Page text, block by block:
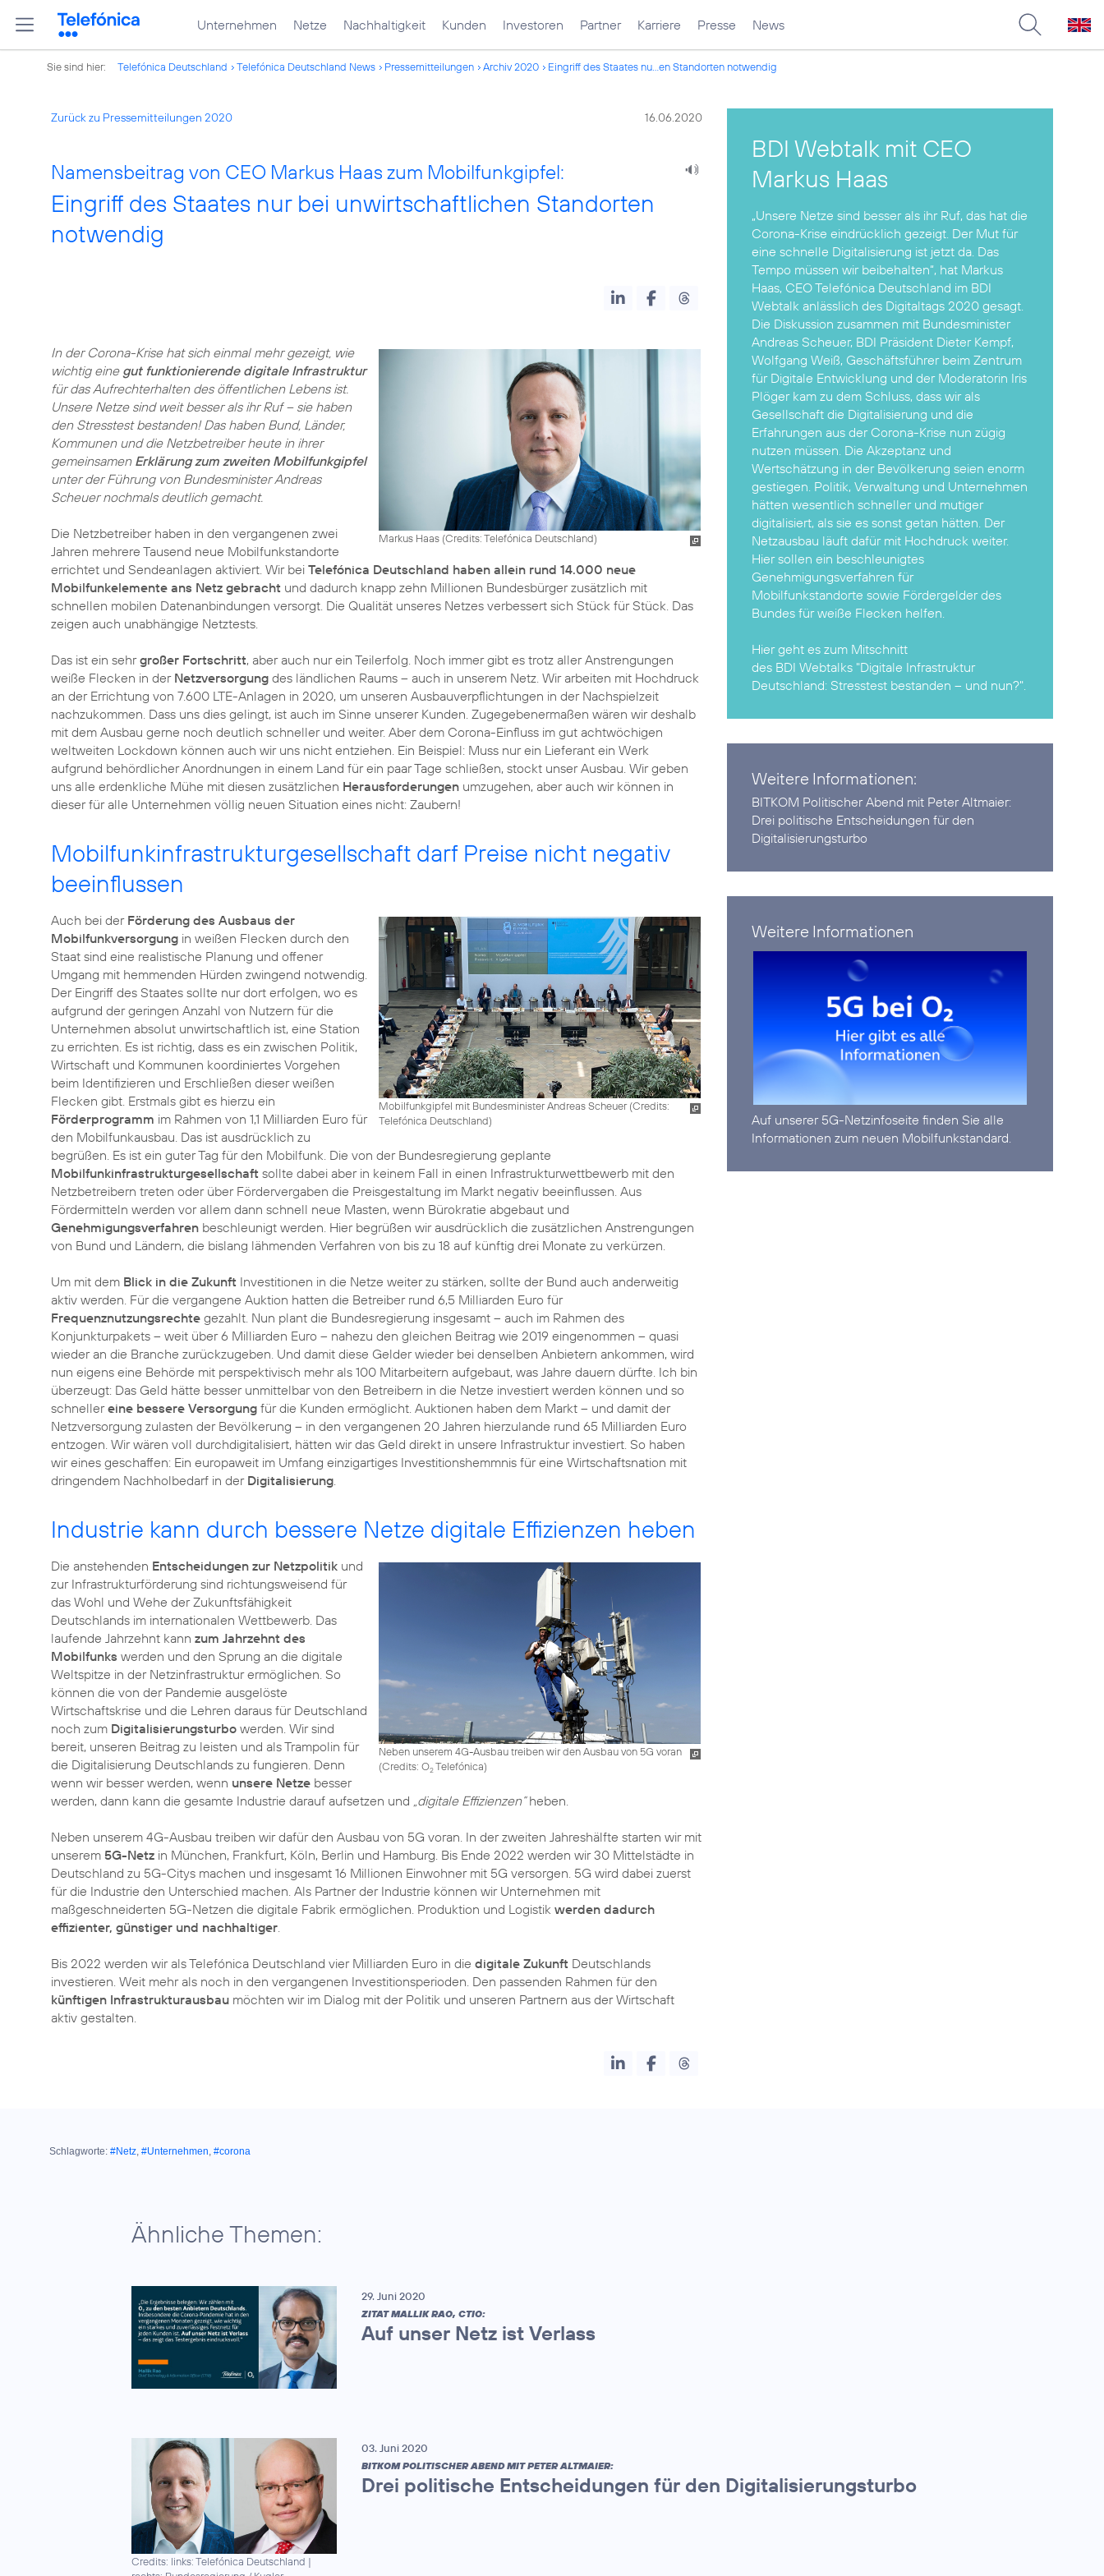
Unternehmen Netze Nachhaltigkeit Kunden Investoren Partner Karriere Presse News
Sie sind hier: Telefónica Deutschland Telefónica Deutschland News Pressemitteilungen Archiv 2020 Eingriff des Staates nu...en Standorten notwendig
Zurück zu Pressemitteilungen 2020 16.06.2020
Namensbeitrag von CEO Markus Haas zum Mobilfunkgipfel:
Eingriff des Staates nur bei unwirtschaftlichen Standorten
notwendig
Markus Haas (Credits: Telefónica Deutschland)
In der Corona-Krise hat sich einmal mehr gezeigt, wie
wichtig eine gut funktionierende digitale Infrastruktur
für das Aufrechterhalten des öffentlichen Lebens ist.
Unsere Netze sind weit besser als ihr Ruf – sie haben
den Stresstest bestanden! Das haben Bund, Länder,
Kommunen und die Netzbetreiber heute in ihrer
gemeinsamen Erklärung zum zweiten Mobilfunkgipfel
unter der Führung von Bundesminister Andreas
Scheuer nochmals deutlich gemacht.
Die Netzbetreiber haben in den vergangenen zwei
Jahren mehrere Tausend neue Mobilfunkstandorte
errichtet und Sendeanlagen aktiviert. Wir bei Telefónica Deutschland haben allein rund 14.000 neue
Mobilfunkelemente ans Netz gebracht und dadurch knapp zehn Millionen Bundesbürger zusätzlich mit
schnellen mobilen Datenanbindungen versorgt. Die Qualität unseres Netzes verbessert sich Stück für Stück. Das
zeigen auch unabhängige Netztests.
Das ist ein sehrgroßer Fortschritt, aber auch nur ein Teilerfolg. Noch immer gibt es trotz aller Anstrengungen
weiße Flecken in der Netzversorgung des ländlichen Raums – auch in unserem Netz. Wir arbeiten mit Hochdruck
an der Errichtung von 7.600 LTE-Anlagen in 2020, um unseren Ausbauverpflichtungen in der Nachspielzeit
nachzukommen. Dass uns dies gelingt, ist auch im Sinne unserer Kunden. Zugegebenermaßen wären wir deshalb
mit dem Ausbau gerne noch deutlich schneller und weiter. Aber dem Corona-Einfluss im gut achtwöchigen
weltweiten Lockdown können auch wir uns nicht entziehen. Ein Beispiel: Muss nur ein Lieferant ein Werk
aufgrund behördlicher Anordnungen in einem Land für ein paar Tage schließen, stockt unser Ausbau. Wir geben
uns alle erdenkliche Mühe mit diesen zusätzlichen Herausforderungen umzugehen, aber auch wir können in
dieser für alle Unternehmen völlig neuen Situation eines nicht: Zaubern!
Mobilfunkinfrastrukturgesellschaft darf Preise nicht negativ
beeinflussen
Mobilfunkgipfel mit Bundesminister Andreas Scheuer (Credits:
Telefónica Deutschland)
Auch bei der Förderung des Ausbaus der
Mobilfunkversorgung in weißen Flecken durch den
Staat sind eine realistische Planung und offener
Umgang mit hemmenden Hürden zwingend notwendig.
Der Eingriff des Staates sollte nur dort erfolgen, wo es
aufgrund der geringen Anzahl von Nutzern für die
Unternehmen absolut unwirtschaftlich ist, eine Station
zu errichten. Es ist richtig, dass es ein zwischen Politik,
Wirtschaft und Kommunen koordiniertes Vorgehen
beim Identifizieren und Erschließen dieser weißen
Flecken gibt. Erstmals gibt es hierzu ein
Förderprogramm im Rahmen von 1,1 Milliarden Euro für
den Mobilfunkausbau. Das ist ausdrücklich zu
begrüßen. Es ist ein guter Tag für den Mobilfunk. Die von der Bundesregierung geplante
Mobilfunkinfrastrukturgesellschaft sollte dabei aber in keinem Fall in einen Infrastrukturwettbewerb mit den
Netzbetreibern treten oder über Fördervergaben die Preisgestaltung im Markt negativ beeinflussen. Aus
Fördermitteln werden vor allem dann schnell neue Masten, wenn Bürokratie abgebaut und
Genehmigungsverfahren beschleunigt werden. Hier begrüßen wir ausdrücklich die zusätzlichen Anstrengungen
von Bund und Ländern, die bislang lähmenden Verfahren von bis zu 18 auf künftig drei Monate zu verkürzen.
Um mit dem Blick in die Zukunft Investitionen in die Netze weiter zu stärken, sollte der Bund auch anderweitig
aktiv werden. Für die vergangene Auktion hatten die Betreiber rund 6,5 Milliarden Euro für
Frequenznutzungsrechte gezahlt. Nun plant die Bundesregierung insgesamt – auch im Rahmen des
Konjunkturpakets – weit über 6 Milliarden Euro – nahezu den gleichen Beitrag wie 2019 eingenommen – quasi
wieder an die Branche zurückzugeben. Und damit diese Gelder wieder bei denselben Anbietern ankommen, wird
nun eigens eine Behörde mit perspektivisch mehr als 100 Mitarbeitern aufgebaut, was Jahre dauern dürfte. Ich bin
überzeugt: Das Geld hätte besser unmittelbar von den Betreibern in die Netze investiert werden können und so
schnellereine bessere Versorgung für die Kunden ermöglicht. Auktionen haben dem Markt – und damit der
Netzversorgung zulasten der Bevölkerung – in den vergangenen 20 Jahren hierzulande rund 65 Milliarden Euro
entzogen. Wir wären voll durchdigitalisiert, hätten wir das Geld direkt in unsere Infrastruktur investiert. So haben
wir eines geschaffen: Ein europaweit im Umfang einzigartiges Investitionshemmnis für eine Wirtschaftsnation mit
dringendem Nachholbedarf in der Digitalisierung.
Industrie kann durch bessere Netze digitale Effizienzen heben
Neben unserem 4G-Ausbau treiben wir den Ausbau von 5G voran
(Credits: O2Telefónica)
Die anstehenden Entscheidungen zur Netzpolitik und
zur Infrastrukturförderung sind richtungsweisend für
das Wohl und Wehe der Zukunftsfähigkeit
Deutschlands im internationalen Wettbewerb. Das
laufende Jahrzehnt kann zum Jahrzehnt des
Mobilfunks werden und den Sprung an die digitale
Weltspitze in der Netzinfrastruktur ermöglichen. So
können die von der Pandemie ausgelöste
Wirtschaftskrise und die Lehren daraus für Deutschland
noch zum Digitalisierungsturbo werden. Wir sind
bereit, unseren Beitrag zu leisten und als Trampolin für
die Digitalisierung Deutschlands zu fungieren. Denn
wenn wir besser werden, wenn unsere Netze besser
werden, dann kann die gesamte Industrie darauf aufsetzen und „digitale Effizienzen“heben.
Neben unserem 4G-Ausbau treiben wir dafür den Ausbau von 5G voran. In der zweiten Jahreshälfte starten wir mit
unserem 5G-Netz in München, Frankfurt, Köln, Berlin und Hamburg. Bis Ende 2022 werden wir 30 Mittelstädte in
Deutschland zu 5G-Citys machen und insgesamt 16 Millionen Einwohner mit 5G versorgen. 5G wird dabei zuerst
für die Industrie den Unterschied machen. Als Partner der Industrie können wir Unternehmen mit
maßgeschneiderten 5G-Netzen die digitale Fabrik ermöglichen. Produktion und Logistik werden dadurch
effizienter, günstiger und nachhaltiger.
Bis 2022 werden wir als Telefónica Deutschland vier Milliarden Euro in die digitale Zukunft Deutschlands
investieren. Weit mehr als noch in den vergangenen Investitionsperioden. Den passenden Rahmen für den
künftigen Infrastrukturausbau möchten wir im Dialog mit der Politik und unseren Partnern aus der Wirtschaft
aktiv gestalten.
BDI Webtalk mit CEO
Markus Haas
„Unsere Netze sind besser als ihr Ruf, das hat die
Corona-Krise eindrücklich gezeigt. Der Mut für
eine schnelle Digitalisierung ist jetzt da. Das
Tempo müssen wir beibehalten“, hat Markus
Haas, CEO Telefónica Deutschland im BDI
Webtalk anlässlich des Digitaltags 2020 gesagt.
Die Diskussion zusammen mit Bundesminister
Andreas Scheuer, BDI Präsident Dieter Kempf,
Wolfgang Weiß, Geschäftsführer beim Zentrum
für Digitale Entwicklung und der Moderatorin Iris
Plöger kam zu dem Schluss, dass wir als
Gesellschaft die Digitalisierung und die
Erfahrungen aus der Corona-Krise nun zügig
nutzen müssen. Die Akzeptanz und
Wertschätzung in der Bevölkerung seien enorm
gestiegen. Politik, Verwaltung und Unternehmen
hätten wesentlich schneller und mutiger
digitalisiert, als sie es sonst getan hätten. Der
Netzausbau läuft dafür mit Hochdruck weiter.
Hier sollen ein beschleunigtes
Genehmigungsverfahren für
Mobilfunkstandorte sowie Fördergelder des
Bundes für weiße Flecken helfen.
Hier geht es zum Mitschnitt
des BDI Webtalks "Digitale Infrastruktur
Deutschland: Stresstest bestanden – und nun?".
Weitere Informationen:
BITKOM Politischer Abend mit Peter Altmaier:
Drei politische Entscheidungen für den
Digitalisierungsturbo
Weitere Informationen
Auf unserer 5G-Netzinfoseite finden Sie alle
Informationen zum neuen Mobilfunkstandard.
Schlagworte: #Netz, #Unternehmen, #corona
Ähnliche Themen:
29. Juni 2020
ZITAT MALLIK RAO, CTIO:
Auf unser Netz ist Verlass
Credits: links: Telefónica Deutschland |
03. Juni 2020
BITKOM POLITISCHER ABEND MIT PETER ALTMAIER:
Drei politische Entscheidungen für den Digitalisierungsturbo